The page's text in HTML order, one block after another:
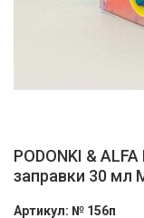
PODONKI &
заправки 30 мл
Артикул: № 156п